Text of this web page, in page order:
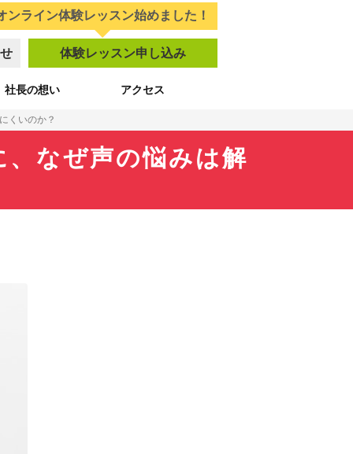
体験レッスン申し込み
ンライン体験レッスン始めました！
社長の想い アクセス
くいのか？
なぜ声の悩みは解